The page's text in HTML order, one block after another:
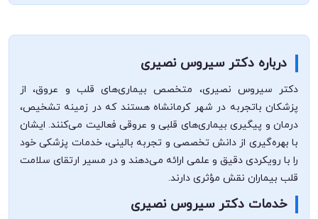
درباره دکتر سیروس نصیری
دکتر سیروس نصیری، متخصص بیماری‌های قلب و عروق، از
پزشکان با‌تجربه در شهر کرمانشاه هستند که در زمینه تشخیص،
درمان و پیگیری بیماری‌های قلبی و عروقی فعالیت می‌کنند. ایشان
با بهره‌گیری از دانش تخصصی و تجربه بالینی، خدمات پزشکی خود
را با رویکردی دقیق و علمی ارائه می‌دهند و در مسیر ارتقای سلامت
قلب بیماران نقش مؤثری دارند.
خدمات دکتر سیروس نصیری